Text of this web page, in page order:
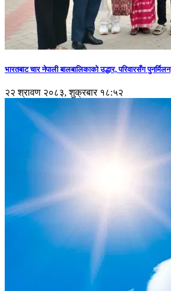
भारतबाट चार नेपाली बालबालिकाको उद्धार, परिवारसँग पुनर्मिलन
२२ श्रावण २०८३, शुक्रबार १८:५२